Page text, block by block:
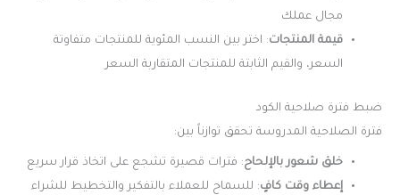
مجال عملك
قيمة المنتجات: اختر بين النسب المئوية للمنتجات متفاوتة
السعر، والقيم الثابتة للمنتجات المتقاربة السعر
ضبط فترة صلاحية الكود
فترة الصلاحية المدروسة تحقق توازناً بين:
خلق شعور بالإلحاح: فترات قصيرة تشجع على اتخاذ قرار سريع
إعطاء وقت كافٍ: للسماح للعملاء بالتفكير والتخطيط للشراء